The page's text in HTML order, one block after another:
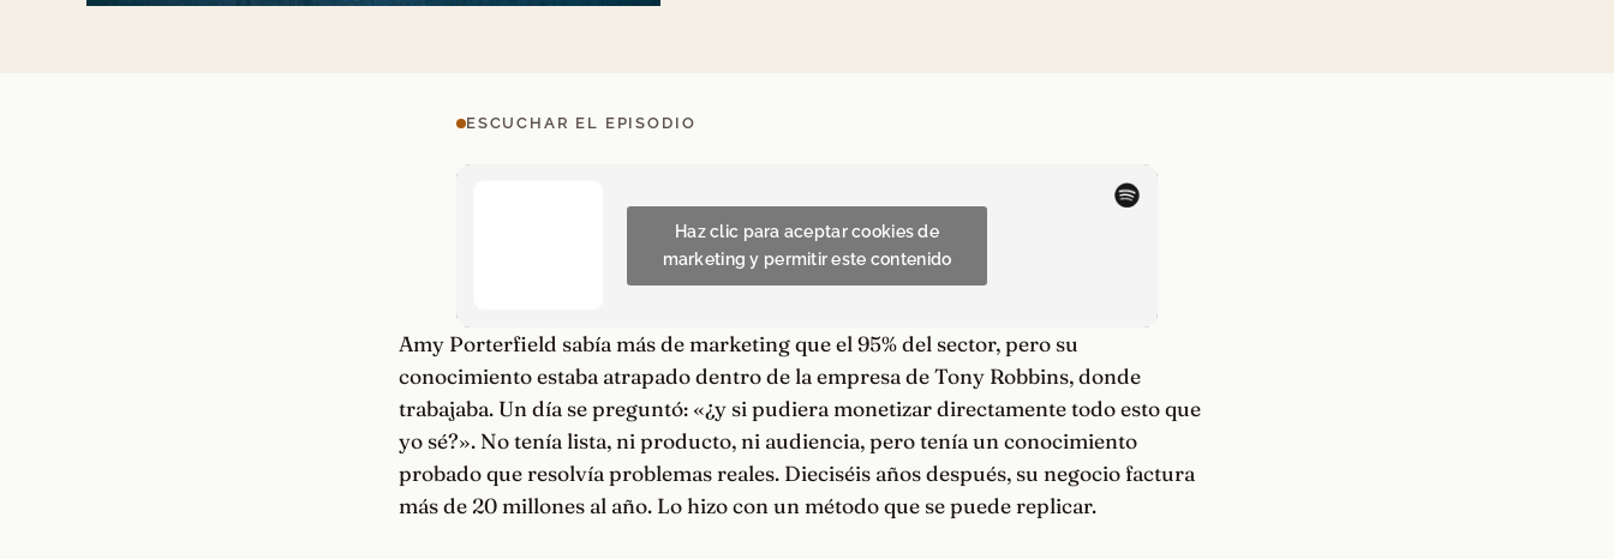
ESCUCHAR EL EPISODIO
Haz clic para aceptar cookies de
marketing y permitir este contenido
Amy Porterfield sabía más de marketing que el 95% del sector, pero su
conocimiento estaba atrapado dentro de la empresa de Tony Robbins, donde
trabajaba. Un día se preguntó: «¿y si pudiera monetizar directamente todo esto que
yo sé?». No tenía lista, ni producto, ni audiencia, pero tenía un conocimiento
probado que resolvía problemas reales. Dieciséis años después, su negocio factura
más de 20 millones al año. Lo hizo con un método que se puede replicar.